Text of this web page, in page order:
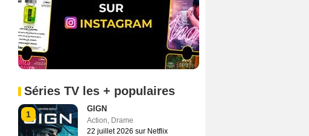
Séries TV les + populaires
1
GIGN
Action, Drame
22 juillet 2026 sur Netflix